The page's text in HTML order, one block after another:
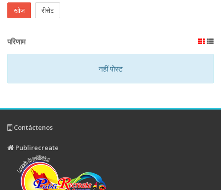
खोज रीसेट
परिणाम
नहीं पोस्ट
Contáctenos
Publirecreate